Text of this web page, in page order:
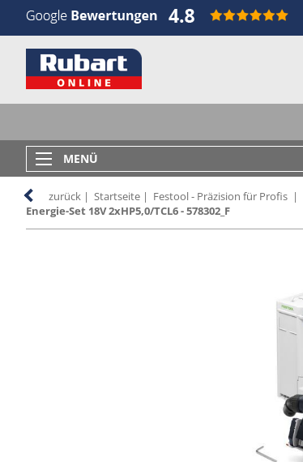
MENÜ
zurück | Startseite | Festool - Präzision für Profis |
Energie-Set 18V 2xHP5,0/TCL6 - 578302_F